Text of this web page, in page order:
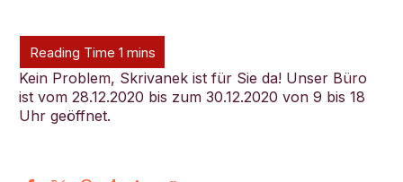
Kein Problem, Skrivanek ist für Sie da! Unser Büro
ist vom 28.12.2020 bis zum 30.12.2020 von 9 bis 18
Uhr geöffnet.